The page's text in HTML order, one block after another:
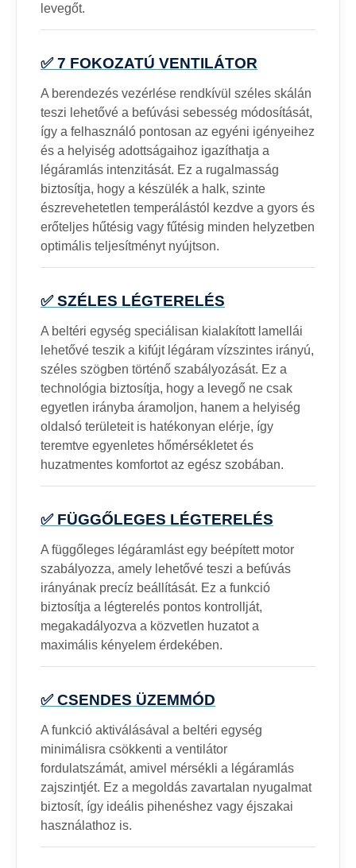
levegőt.
✅ 7 FOKOZATÚ VENTILÁTOR
A berendezés vezérlése rendkívül széles skálán
teszi lehetővé a befúvási sebesség módosítását,
így a felhasználó pontosan az egyéni igényeihez
és a helyiség adottságaihoz igazíthatja a
légáramlás intenzitását. Ez a rugalmasság
biztosítja, hogy a készülék a halk, szinte
észrevehetetlen temperálástól kezdve a gyors és
erőteljes hűtésig vagy fűtésig minden helyzetben
optimális teljesítményt nyújtson.
✅ SZÉLES LÉGTERELÉS
A beltéri egység speciálisan kialakított lamellái
lehetővé teszik a kifújt légáram vízszintes irányú,
széles szögben történő szabályozását. Ez a
technológia biztosítja, hogy a levegő ne csak
egyetlen irányba áramoljon, hanem a helyiség
oldalsó területeit is hatékonyan elérje, így
teremtve egyenletes hőmérsékletet és
huzatmentes komfortot az egész szobában.
✅ FÜGGŐLEGES LÉGTERELÉS
A függőleges légáramlást egy beépített motor
szabályozza, amely lehetővé teszi a befúvás
irányának precíz beállítását. Ez a funkció
biztosítja a légterelés pontos kontrollját,
megakadályozva a közvetlen huzatot a
maximális kényelem érdekében.
✅ CSENDES ÜZEMMÓD
A funkció aktiválásával a beltéri egység
minimálisra csökkenti a ventilátor
fordulatszámát, amivel mérsékli a légáramlás
zajszintjét. Ez a megoldás zavartalan nyugalmat
biztosít, így ideális pihenéshez vagy éjszakai
használathoz is.